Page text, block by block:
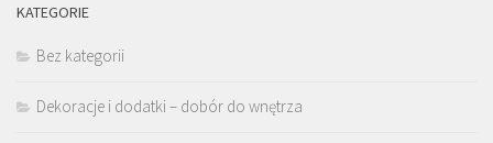
KATEGORIE
Bez kategorii
Dekoracje i dodatki – dobór do wnętrza